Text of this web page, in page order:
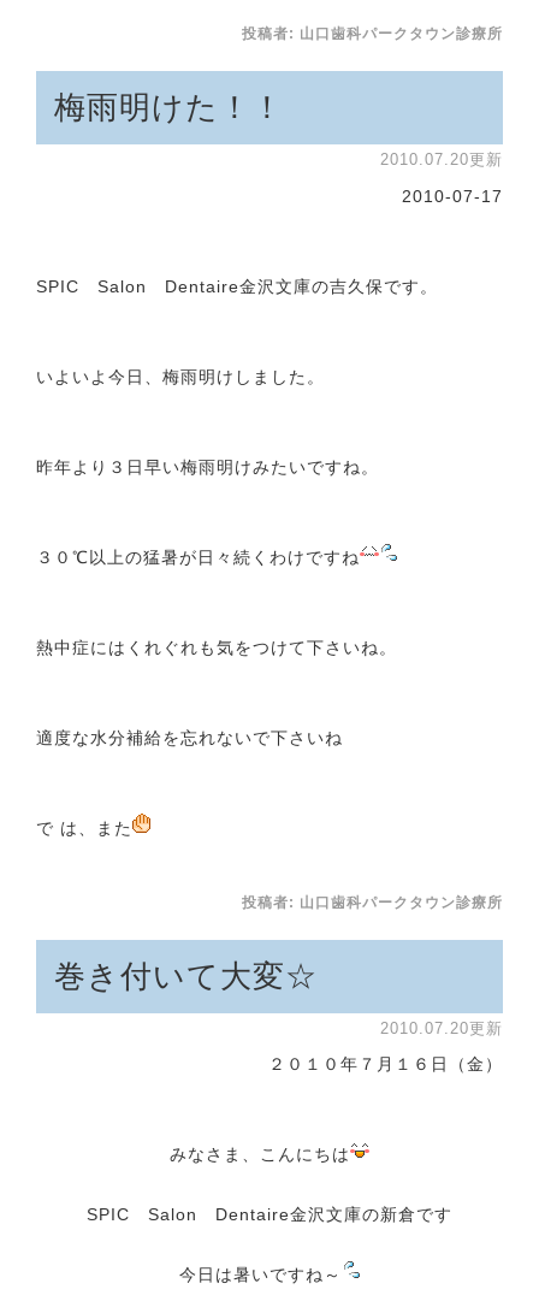
投稿者: 山口歯科パークタウン診療所
梅雨明けた！！
2010.07.20更新
2010-07-17
SPIC Salon Dentaire金沢文庫の吉久保です。
いよいよ今日、梅雨明けしました。
昨年より３日早い梅雨明けみたいですね。
３０℃以上の猛暑が日々続くわけですね
熱中症にはくれぐれも気をつけて下さいね。
適度な水分補給を忘れないで下さいね
で は、また
投稿者: 山口歯科パークタウン診療所
巻き付いて大変☆
2010.07.20更新
２０１０年７月１６日（金）
みなさま、こんにちは
SPIC Salon Dentaire金沢文庫の新倉です
今日は暑いですね～